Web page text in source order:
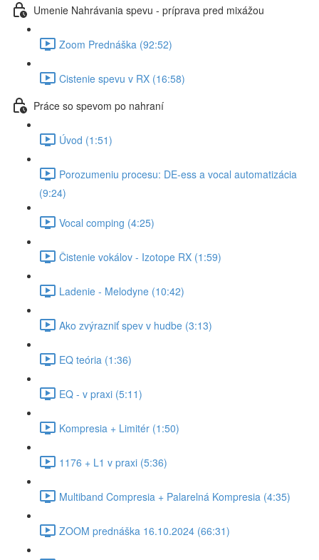
Umenie Nahrávania spevu - príprava pred mixážou
Zoom Prednáška (92:52)
Cistenie spevu v RX (16:58)
Práce so spevom po nahraní
Úvod (1:51)
Porozumeniu procesu: DE-ess a vocal automatizácia
(9:24)
Vocal comping (4:25)
Čistenie vokálov - Izotope RX (1:59)
Ladenie - Melodyne (10:42)
Ako zvýrazniť spev v hudbe (3:13)
EQ teória (1:36)
EQ - v praxi (5:11)
Kompresia + Limitér (1:50)
1176 + L1 v praxi (5:36)
Multiband Compresia + Palarelná Kompresia (4:35)
ZOOM prednáška 16.10.2024 (66:31)